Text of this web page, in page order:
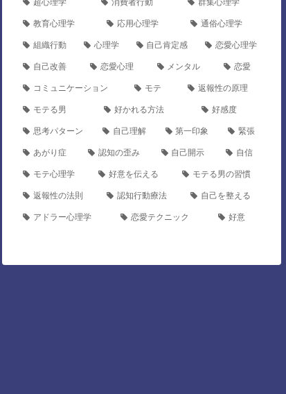
超心理学 消費者行動 群集心理学
教育心理学 応用心理学 通俗心理学
組織行動 心理学 自己肯定感 恋愛心理学
自己改善 恋愛心理 メンタル 恋愛
コミュニケーション モテ 返報性の原理
モテる男 好かれる方法 好感度
思考パターン 自己理解 第一印象 緊張
あがり症 認知の歪み 自己開示 自信
モテ心理学 好意を伝える モテる男の習慣
返報性の法則 認知行動療法 自己を整える
アドラー心理学 恋愛テクニック 好意